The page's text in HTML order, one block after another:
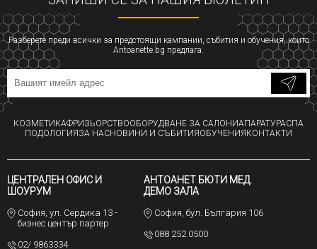
Разберете преди всички за предстоящи кампании, събития и обучения, които
Antoanette.bg предлага.
КОЗМЕТИКАФРИЗЬОРСТВООБОРУДВАНЕ ЗА САЛОНИАПАРАТУРАСПА
ПОДОЛОГИЯЗА НАСНОВИНИ И СЪБИТИЯОБУЧЕНИЯКОНТАКТИ
ЦЕНТРАЛЕН ОФИС И
ШОУРУМ
София, ул. Сердика 13 -
бизнес център партер
02/ 9863334
АНТОАНЕТ БЮТИ МЕД.
ДЕМО ЗАЛА
София, бул. България 106
088 252 0500